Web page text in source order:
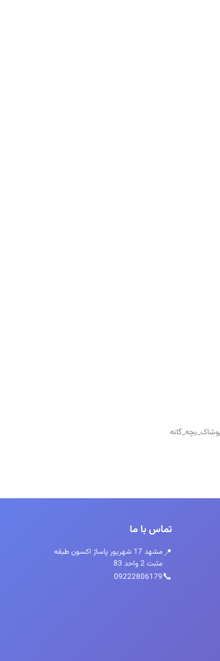
تماس با ما
📍
مشهد 17 شهریور پاساژ اکسون طبقه
مثبت 2 واحد 83
📞
09222806179